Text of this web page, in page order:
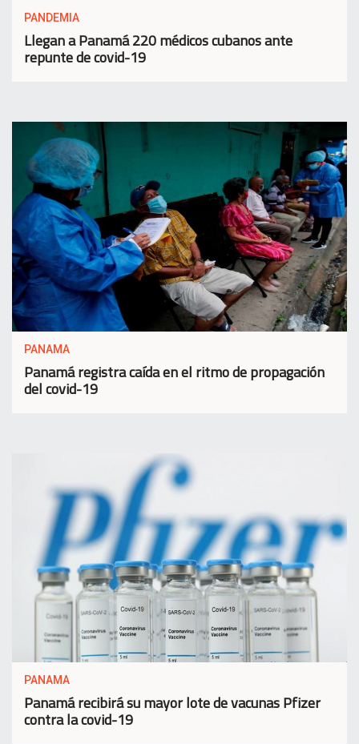
PANDEMIA
Llegan a Panamá 220 médicos cubanos ante
repunte de covid-19
PANAMA
Panamá registra caída en el ritmo de propagación
del covid-19
PANAMA
Panamá recibirá su mayor lote de vacunas Pfizer
contra la covid-19